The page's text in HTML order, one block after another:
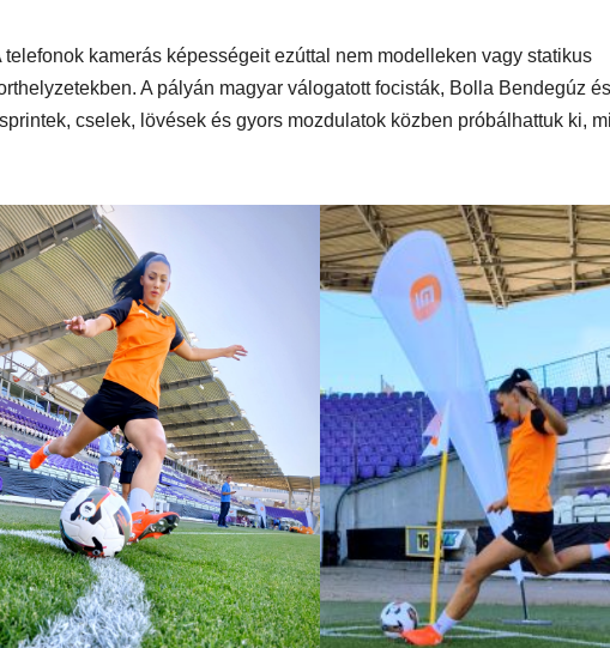
kamerás képességeit ezúttal nem modelleken vagy statikus
A pályán magyar válogatott focisták, Bolla Bendegúz
cselek, lövések és gyors mozdulatok közben próbálhattuk ki,
EV
AUTÓ-MOTOR
Harley-
Davidson®
Pan America
AUTÓ-MOTOR
BMW